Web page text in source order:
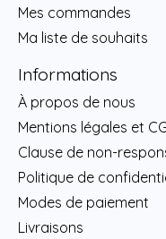
Mes commandes
Ma liste de souhaits
Informations
À propos de nous
Mentions légales et
Clause de non-
Politique de
Modes de paiement
Livraisons